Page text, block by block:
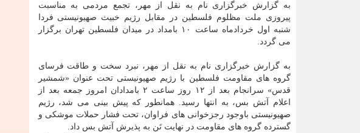
به گزارش خبرگزاری نام به نقل از مهر، تجمع مردمی به مناسبت
پیروزی ملت مظلوم فلسطین در مقابل رژیم خبیث صهیونیستی فردا
شنبه اول خردادماه ساعت ۱۰ بامداد در میدان فلسطین تهران برگزار
می گردد.
به گزارش خبرگزاری نام به نقل از مهر، نبرد سخت و طاقت فرسای
گروه های مقاومت فلسطین با رژیم صهیونیستی تحت عنوان «شمشیر
قدس» سرانجام بعد از ۱۲ روز ساعت ۲ بامدادان امروز جمعه بعد از
اعلام آتش بس، به انتها رسید. همانطور که پیش بینی می شد، رژیم
صهیونیستی باوجود رجزخوانی های فراوان، تحت فشار حملات موشکی و
گسترده گروه های مقاومت در نهایت تَن به پذیرش آتش بس داد.